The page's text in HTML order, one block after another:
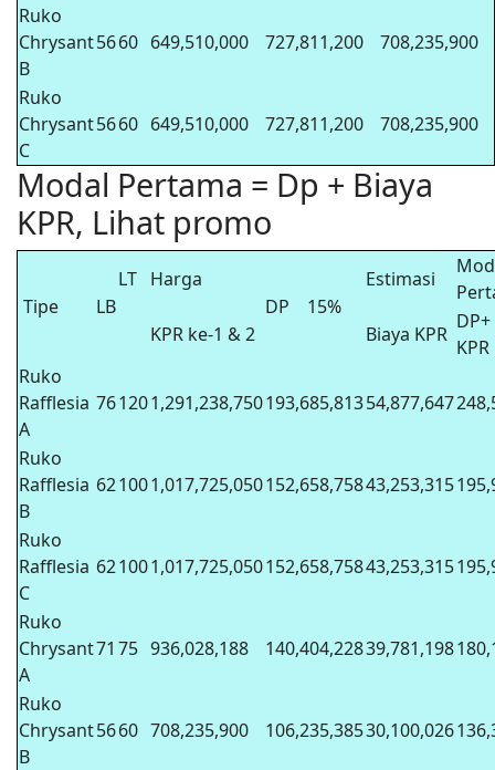
Ruko
Chrysant
B
5660 649,510,000 727,811,200 708,235,900
Ruko
Chrysant
C
5660 649,510,000 727,811,200 708,235,900
Modal Pertama = Dp + Biaya
KPR, Lihat promo
Tipe LB
LT Harga
DP
15%
Estimasi
KPR ke-1 & 2
Biaya KPR
KPR
Ruko
Rafflesia
A
761201,291,238,750193,685,81354,877,647
Ruko
Rafflesia
B
621001,017,725,050152,658,75843,253,315
Ruko
Rafflesia
C
621001,017,725,050152,658,75843,253,315
Ruko
Chrysant
A
71 75 936,028,188 140,404,22839,781,198
Ruko
Chrysant
B
5660 708,235,900 106,235,38530,100,026